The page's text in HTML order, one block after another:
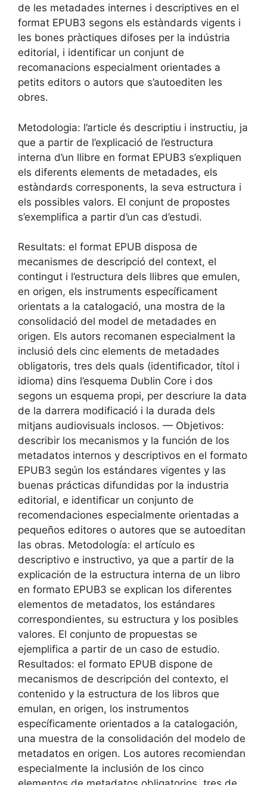
de les metadades internes i descriptives en el
format EPUB3 segons els estàndards vigents i
les bones pràctiques difoses per la indústria
editorial, i identificar un conjunt de
recomanacions especialment orientades a
petits editors o autors que s’autoediten les
obres.
Metodologia: l’article és descriptiu i instructiu, ja
que a partir de l’explicació de l’estructura
interna d’un llibre en format EPUB3 s’expliquen
els diferents elements de metadades, els
estàndards corresponents, la seva estructura i
els possibles valors. El conjunt de propostes
s’exemplifica a partir d’un cas d’estudi.
Resultats: el format EPUB disposa de
mecanismes de descripció del context, el
contingut i l’estructura dels llibres que emulen,
en origen, els instruments específicament
orientats a la catalogació, una mostra de la
consolidació del model de metadades en
origen. Els autors recomanen especialment la
inclusió dels cinc elements de metadades
obligatoris, tres dels quals (identificador, títol i
idioma) dins l’esquema Dublin Core i dos
segons un esquema propi, per descriure la data
de la darrera modificació i la durada dels
mitjans audiovisuals inclosos. — Objetivos:
describir los mecanismos y la función de los
metadatos internos y descriptivos en el formato
EPUB3 según los estándares vigentes y las
buenas prácticas difundidas por la industria
editorial, e identificar un conjunto de
recomendaciones especialmente orientadas a
pequeños editores o autores que se autoeditan
las obras. Metodología: el artículo es
descriptivo e instructivo, ya que a partir de la
explicación de la estructura interna de un libro
en formato EPUB3 se explican los diferentes
elementos de metadatos, los estándares
correspondientes, su estructura y los posibles
valores. El conjunto de propuestas se
ejemplifica a partir de un caso de estudio.
Resultados: el formato EPUB dispone de
mecanismos de descripción del contexto, el
contenido y la estructura de los libros que
emulan, en origen, los instrumentos
específicamente orientados a la catalogación,
una muestra de la consolidación del modelo de
metadatos en origen. Los autores recomiendan
especialmente la inclusión de los cinco